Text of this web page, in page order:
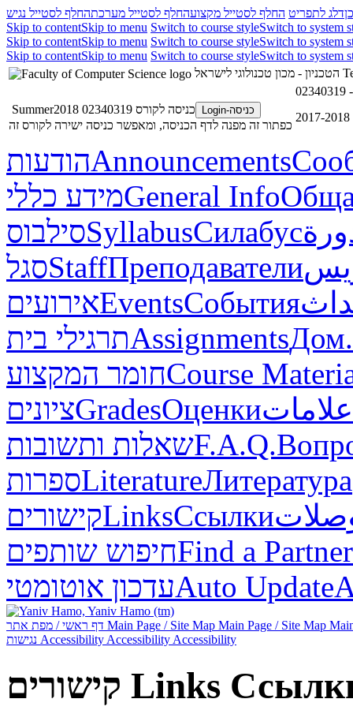
דלג לתפריט החלף לסטייל מקצועהחלף לסטייל מערכתהחלף לסטייל נגיש
Skip to contentSkip to menu Switch to course styleSwitch to system
Skip to contentSkip to menu Switch to course styleSwitch to system
Skip to contentSkip to menu Switch to course styleSwitch to system
כניסה-Login
כניסה לקורס 02340319 Summer2018
כפתור זה מפנה לדף הכניסה, ומאפשר כניסה ישירה לקורס זה
הודעותAnnouncements
מידע כלליGeneral Info
סילבוסSyllabusСилабус
סגלStaffПреподаватели
אירועיםEventsСобытия
תרגילי ביתAssignmentsДом.
חומר המקצועCourse
ציוניםGradesОценкиعلامات
שאלות ותשובותF.A.Q.
ספרותLiteratureЛитература
קישוריםLinksСсылки
חיפוש שותפיםFind a Partner
עדכון אוטומטיAuto Update
Main Page / Site Map Main Page / Site Map
Accessibility Accessibility Accessibility
קישורים Links